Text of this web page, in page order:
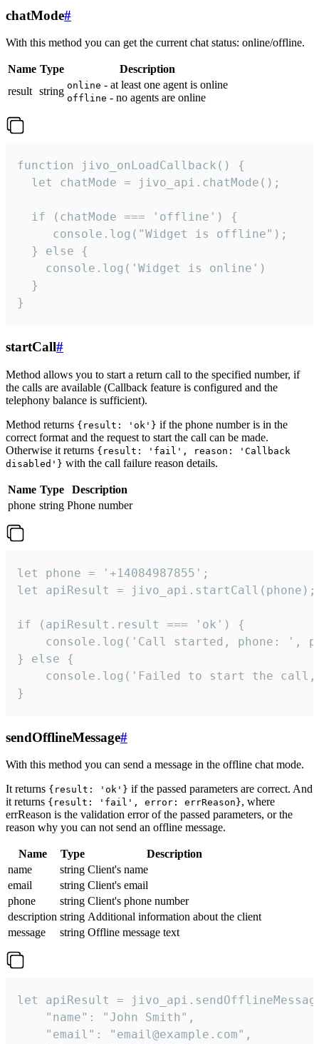
chatMode#
With this method you can get the current chat status: online/offline.
Name Type
Description
result string online - at least one agent is online
offline - no agents are online
function jivo_onLoadCallback() {
  let chatMode = jivo_api.chatMode();
  if (chatMode === 'offline') {
     console.log("Widget is offline");
  } else {
    console.log('Widget is online')
  }
}
startCall#
Method allows you to start a return call to the specified number, if
the calls are available (Callback feature is configured and the
telephony balance is sufficient).
Method returns {result: 'ok'} if the phone number is in the
correct format and the request to start the call can be made.
Otherwise it returns {result: 'fail', reason: 'Callback
disabled'} with the call failure reason details.
Name Type
Description
phone string Phone number
let phone = '+14084987855';
let apiResult = jivo_api.startCall(phone);
if (apiResult.result === 'ok') {
console.log('Call started, phone: ',
} else {
console.log('Failed to start the
}
sendOfflineMessage#
With this method you can send a message in the offline chat mode.
It returns {result: 'ok'} if the passed parameters are correct. And
it returns {result: 'fail', error: errReason}, where
errReason is the validation error of the passed parameters, or the
reason why you can not send an offline message.
Name Type
Description
name
string Client's name
email
string Client's email
phone
string Client's phone number
description string Additional information about the client
message
string Offline message text
let apiResult =
    "name": "John Smith",
    "email": "email@example.com",